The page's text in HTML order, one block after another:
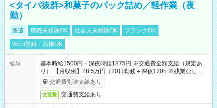
<タイパ抜群>和菓子のパック詰め／軽作業（夜
勤）
派遣 職種未経験OK 社会人未経験OK
ブランクOK
WEB登録・面接OK
給与
基本時給1500円・深夜時給1875円 ※交通費全額支給（規定あ
り） 【月収例】28.5万円（20日勤務＋深夜120h ※残業なしの場
合）交通費別途支給あり
交通費 交通費支給あり